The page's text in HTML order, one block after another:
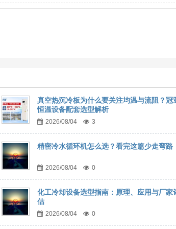
真空热沉冷板为什么要关注均温与流阻？冠
恒温设备配套选型解析
2026/08/04 3
精密冷水循环机怎么选？看完这篇少走弯路
2026/08/04 0
化工冷却设备选型指南：原理、应用与厂家
估
2026/08/04 0